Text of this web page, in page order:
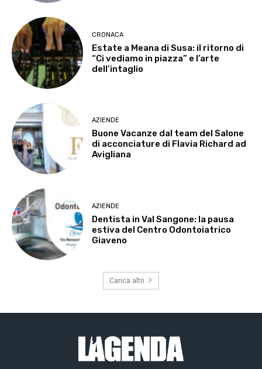
CRONACA
Estate a Meana di Susa: il ritorno di
“Ci vediamo in piazza” e l’arte
dell’intaglio
AZIENDE
Buone Vacanze dal team del Salone
di acconciature di Flavia Richard ad
Avigliana
AZIENDE
Dentista in Val Sangone: la pausa
estiva del Centro Odontoiatrico
Giaveno
Carica altri